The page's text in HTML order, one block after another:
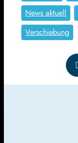
News aktuell
Verschiebung